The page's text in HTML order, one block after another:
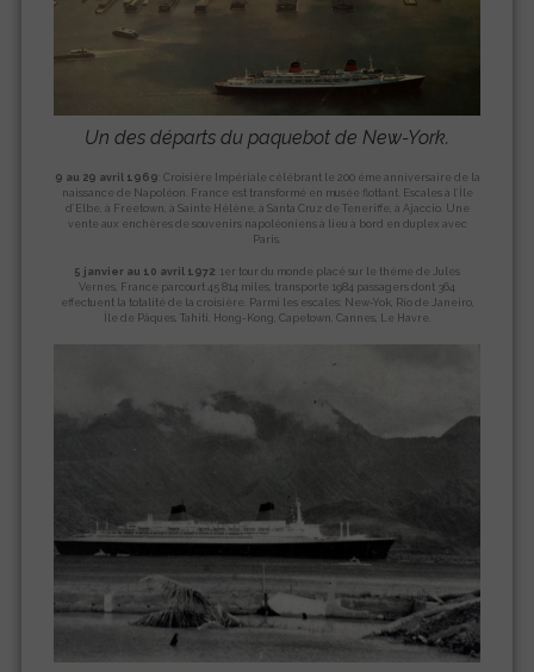
Un des départs du paquebot de New-York.
9 au 29 avril 1969 : Croisière Impériale célébrant le 200 éme anniversaire de la
naissance de Napoléon. France est transformé en musée flottant. Escales à l’Île
d’Elbe, à Freetown, à Sainte Hélène, à Santa Cruz de Teneriffe, à Ajaccio. Une
vente aux enchères de souvenirs napoléoniens à lieu à bord en duplex avec
Paris.
5 janvier au 10 avril 1972 : 1er tour du monde placé sur le thème de Jules
Vernes, France parcourt 45 814 miles, transporte 1984 passagers dont 364
effectuent la totalité de la croisière. Parmi les escales: New-Yok, Rio de Janeiro,
Île de Pâques, Tahiti, Hong-Kong, Capetown, Cannes, Le Havre.